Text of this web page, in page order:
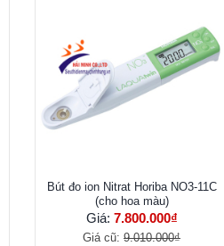
Bút đo ion Nitrat Horiba NO3-11C
(cho hoa màu)
Giá: 7.800.000₫
Giá cũ: 9.010.000₫